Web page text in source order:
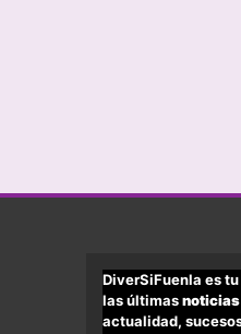
DiverSiFuenla es
las últimasnoticias
actualidad,